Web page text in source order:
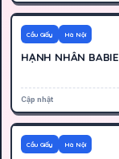
2000K
Cầu Giấy Hà Nội
HẠNH NHÂN BABIE
Cập nhật
500K
Cầu Giấy Hà Nội